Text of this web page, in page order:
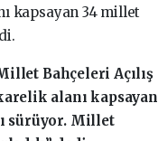
kapsayan 34 millet
Bahçeleri Açılış
alanı kapsayan
sürüyor. Millet